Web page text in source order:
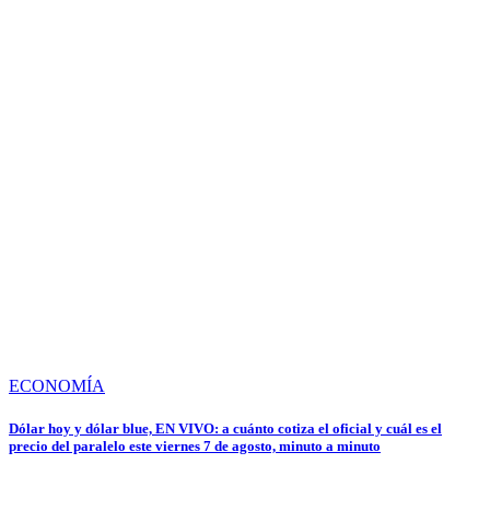
ECONOMÍA
Dólar hoy y dólar blue, EN VIVO: a cuánto cotiza el oficial y cuál es el
precio del paralelo este viernes 7 de agosto, minuto a minuto